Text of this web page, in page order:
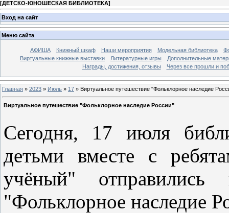
[ДЕТСКО-ЮНОШЕСКАЯ БИБЛИОТЕКА]
Вход на сайт
Меню сайта
АФИША Книжный шкаф Наши мероприятия Модельная библиотека
Виртуальные книжные выставки
Литературные игры
Дополнительные
Награды, достижения, отзывы
Через все прошли и
Главная » 2023 » Июль » 17 » Виртуальное путешествие "Фольклорное наследие
Виртуальное путешествие "Фольклорное наследие России"
Сегодня, 17 июля
детьми вместе с
учёный" отправились
"Фольклорное наследие